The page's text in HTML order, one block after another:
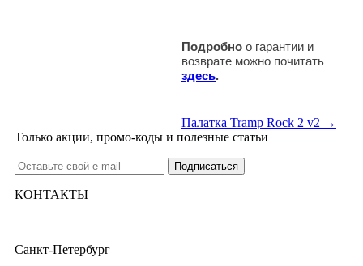
Подробно о гарантии и
возврате можно почитать
здесь.
Палатка Tramp Rock 2 v2 →
Только акции, промо-коды и полезные статьи
КОНТАКТЫ
Санкт-Петербург